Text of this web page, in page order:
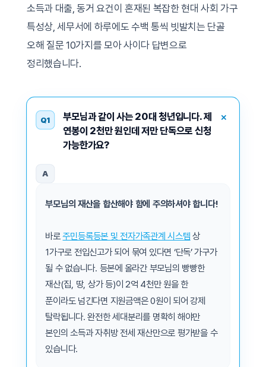
소득과 대출, 동거 요건이 혼재된 복잡한 현대 사회 가구
특성상, 세무서에 하루에도 수백 통씩 빗발치는 단골
오해 질문 10가지를 모아 사이다 답변으로
정리했습니다.
Q1
부모님과 같이 사는 20대 청년입니다. 제
연봉이 2천만 원인데 저만 단독으로 신청
가능한가요?
A
부모님의 재산을 합산해야 함에 주의하셔야 합니다!
바로주민등록등본 및 전자가족관계 시스템 상
1가구로 전입신고가 되어 묶여 있다면 ‘단독’ 가구가
될 수 없습니다. 등본에 올라간 부모님의 빵빵한
재산(집, 땅, 상가 등)이 2억 4천만 원을 한
푼이라도 넘긴다면 지원금액은 0원이 되어 강제
탈락됩니다. 완전한 세대분리를 명확히 해야만
본인의 소득과 자취방 전세 재산만으로 평가받을 수
있습니다.